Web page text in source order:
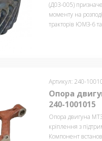
(Д03-005)
моменту на
тракторів ЮМЗ-6
Артикул: 240-
Опора
240-1001015
Опора двигуна
кріплення з
Компонент